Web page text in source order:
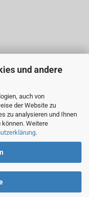
und andere
auch von
der Website zu
zu analysieren und Ihnen
Weitere
.